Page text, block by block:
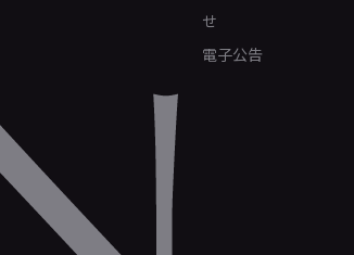
せ
電子公告